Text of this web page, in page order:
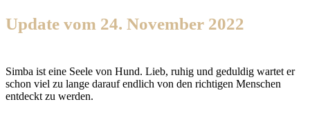
Update vom 24. November 2022
Simba ist eine Seele von Hund. Lieb, ruhig und geduldig wartet er
schon viel zu lange darauf endlich von den richtigen Menschen
entdeckt zu werden.